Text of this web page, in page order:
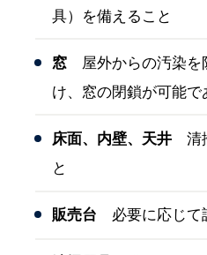
具）を備えること
窓 屋外からの汚染を
け、窓の閉鎖が可能で
床面、内壁、天井 清
と
販売台 必要に応じて